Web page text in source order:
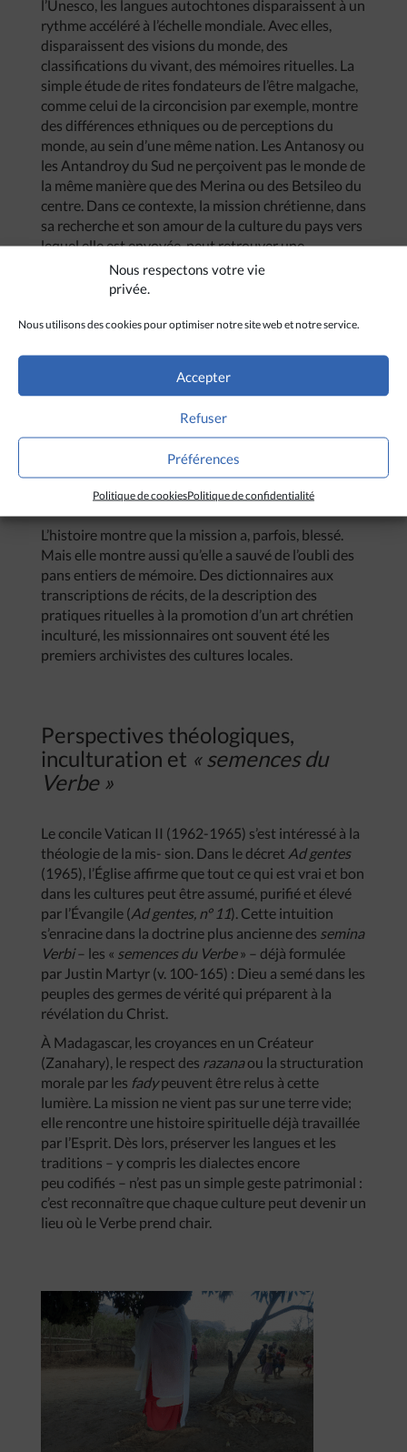
Nous respectons votre vie
privée.
Nous utilisons des cookies pour optimiser notre site web et notre service.
Accepter
Refuser
Préférences
Politique de cookiesPolitique de confidentialité
l’Unesco, les langues autochtones disparaissent à un
rythme accéléré à l’échelle mondiale. Avec elles,
disparaissent des visions du monde, des
classifications du vivant, des mémoires rituelles. La
simple étude de rites fondateurs de l’être malgache,
comme celui de la circoncision par exemple, montre
des différences ethniques ou de perceptions du
monde, au sein d’une même nation. Les Antanosy ou
les Antandroy du Sud ne perçoivent pas le monde de
la même manière que des Merina ou des Betsileo du
centre. Dans ce contexte, la mission chrétienne, dans
sa recherche et son amour de la culture du pays vers
lequel elle est envoyée, peut retrouver une
pertinence singulière, dans son regard tant
d’extériorité que d’intériorité. Ainsi, elle peut
locales, soutenir la rédaction de dictionnaires
nouveaux frais, la culture locale, mais aussi former
l’enquête ethnolinguistique. La question devient
annoncer l’Évangile sans appauvrir les identités ?
détruire ?
L’histoire montre que la mission a, parfois, blessé.
Mais elle montre aussi qu’elle a sauvé de l’oubli des
pans entiers de mémoire. Des dictionnaires aux
transcriptions de récits, de la description des
pratiques rituelles à la promotion d’un art chrétien
inculturé, les missionnaires ont souvent été les
premiers archivistes des cultures locales.
Perspectives théologiques,
inculturation et « semences du
Verbe »
Le concile Vatican II (1962-1965) s’est intéressé à la
théologie de la mis- sion. Dans le décret Ad gentes
(1965), l’Église affirme que tout ce qui est vrai et bon
dans les cultures peut être assumé, purifié et élevé
par l’Évangile (Ad gentes, n° 11). Cette intuition
s’enracine dans la doctrine plus ancienne des semina
Verbi– les « semences du Verbe» – déjà formulée
par Justin Martyr (v. 100-165) : Dieu a semé dans les
peuples des germes de vérité qui préparent à la
révélation du Christ.
À Madagascar, les croyances en un Créateur
(Zanahary), le respect des razanaou la structuration
morale par les fadypeuvent être relus à cette
lumière. La mission ne vient pas sur une terre vide;
elle rencontre une histoire spirituelle déjà travaillée
par l’Esprit. Dès lors, préserver les langues et les
traditions – y compris les dialectes encore
peu codifiés – n’est pas un simple geste patrimonial :
c’est reconnaître que chaque culture peut devenir un
lieu où le Verbe prend chair.